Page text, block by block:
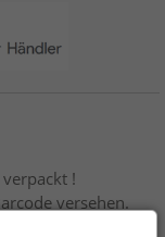
!
versehen.